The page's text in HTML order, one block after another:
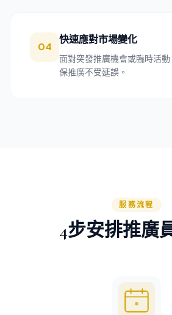
04
快速應對市場變化
面對突發推廣機會或臨時活
保推廣不受延誤。
服務流程
4步安排推廣